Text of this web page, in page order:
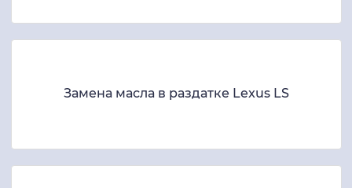
Замена масла в раздатке Lexus LS